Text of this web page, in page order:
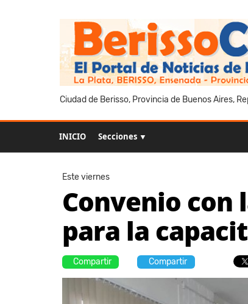
Ciudad de Berisso, Provincia de Buenos Aires,
INICIO Secciones ▼
Este viernes
Convenio con
para la
Compartir Compartir